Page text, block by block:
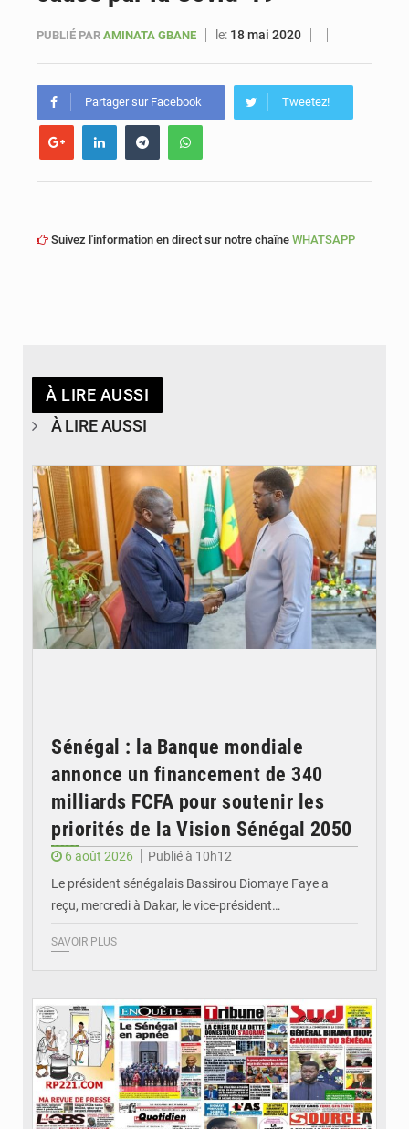
PUBLIÉ PAR AMINATA GBANE le: 18 mai 2020
Partager sur Facebook Tweetez!
Suivez l'information en direct sur notre chaîne WHATSAPP
À LIRE AUSSI
À LIRE AUSSI
Sénégal : la Banque mondiale
annonce un financement de 340
milliards FCFA pour soutenir les
priorités de la Vision Sénégal 2050
6 août 2026
Publié à 10h12
Le président sénégalais Bassirou Diomaye Faye a
reçu, mercredi à Dakar, le vice-président…
SAVOIR PLUS